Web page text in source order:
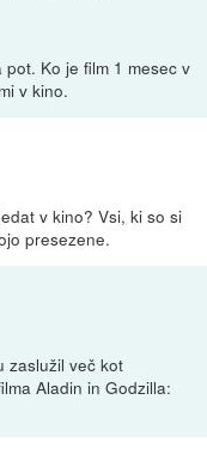
Ko je film 1 mesec v
v kino.
v kino? Vsi, ki so si
presezene.
zaslužil več kot
Aladin in Godzilla: